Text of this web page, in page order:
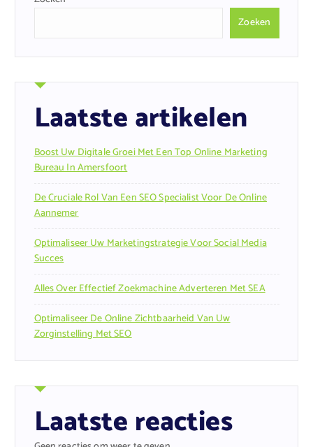
Zoeken
Laatste artikelen
Boost Uw Digitale Groei Met Een Top Online Marketing
Bureau In Amersfoort
De Cruciale Rol Van Een SEO Specialist Voor De Online
Aannemer
Optimaliseer Uw Marketingstrategie Voor Social Media
Succes
Alles Over Effectief Zoekmachine Adverteren Met SEA
Optimaliseer De Online Zichtbaarheid Van Uw
Zorginstelling Met SEO
Laatste reacties